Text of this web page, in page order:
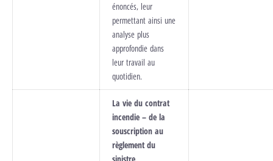
énoncés, leur
permettant ainsi une
analyse plus
approfondie dans
leur travail au
quotidien.
La vie du contrat
incendie – de la
souscription au
règlement du